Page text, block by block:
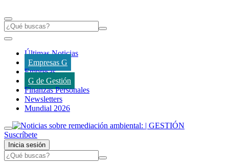
Últimas Noticias
Empresas G
Empresas
G de Gestión
Finanzas Personales
Newsletters
Mundial 2026
Suscríbete
Inicia sesión